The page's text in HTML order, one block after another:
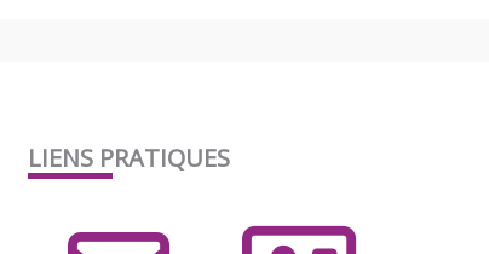
LIENS PRATIQUES